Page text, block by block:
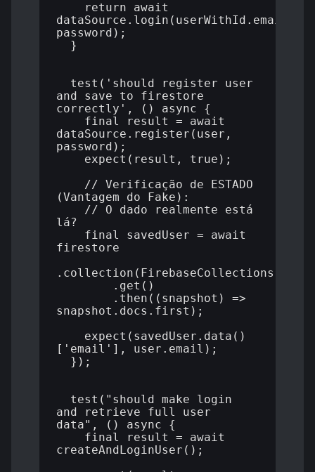
return await
dataSource.login(userWithId.email,
password);
}
test('should register user
and save to firestore
correctly', () async {
final result = await
dataSource.register(user,
password);
expect(result, true);
// Verificação de ESTADO
(Vantagem do Fake):
// O dado realmente está
lá?
final savedUser = await
firestore
.get()
.then((snapshot) =>
snapshot.docs.first);
expect(savedUser.data()
['email'], user.email);
});
test("should make login
and retrieve full user
data", () async {
final result = await
createAndLoginUser();